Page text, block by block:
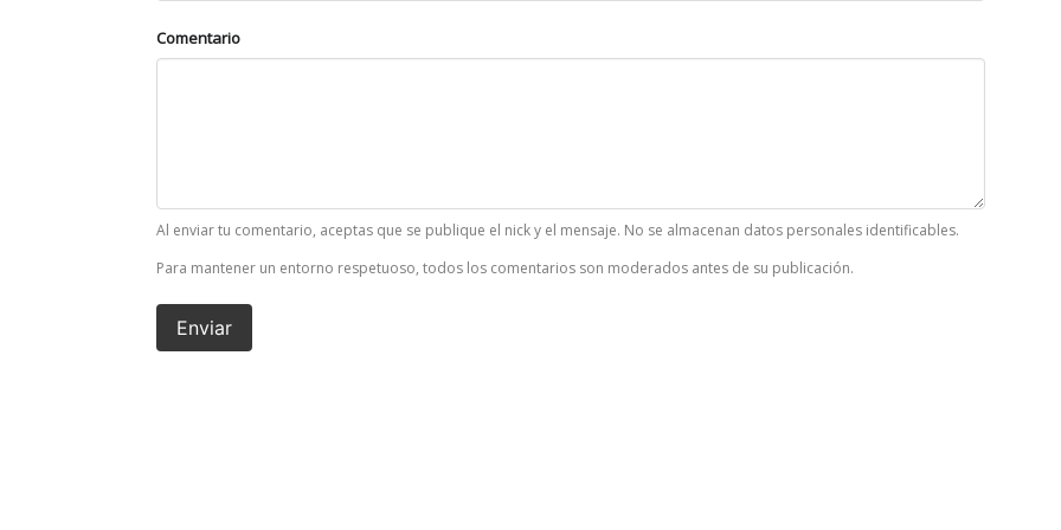
Comentario
Al enviar tu comentario, aceptas que se publique el nick y el mensaje. No se almacenan datos personales identificables.
Para mantener un entorno respetuoso, todos los comentarios son moderados antes de su publicación.
Enviar